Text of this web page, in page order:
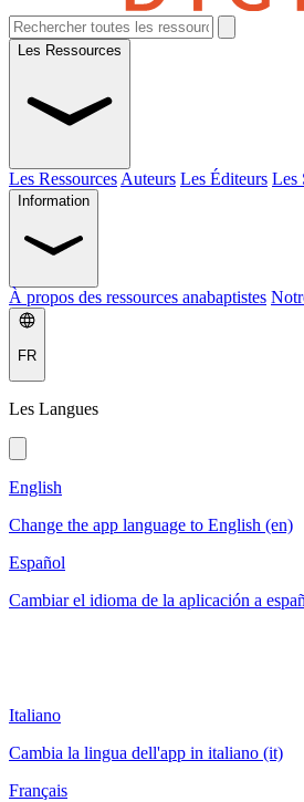
Les Ressources
Les Ressources Auteurs Les Éditeurs Les
Information
À propos des ressources anabaptistes
FR
Les Langues
English
Change the app language to English (en)
Español
Cambiar el idioma de la aplicación a
Italiano
Cambia la lingua dell'app in italiano (it)
Français